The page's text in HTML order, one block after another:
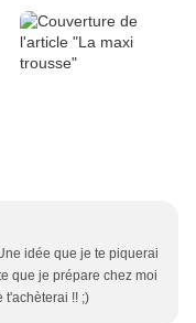
idée que je te piquerai
que je prépare chez moi
t'achèterai !! ;)